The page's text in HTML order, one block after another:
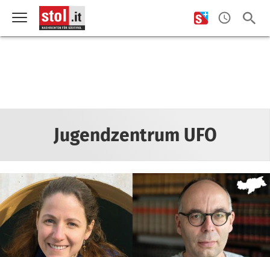
Jugendzentrum UFO